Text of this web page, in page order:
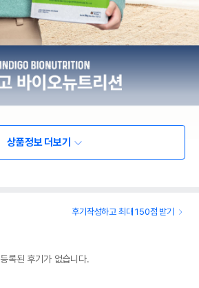
상품정보 더보기
후기작성하고 최대 150점 받기
등록된 후기가 없습니다.